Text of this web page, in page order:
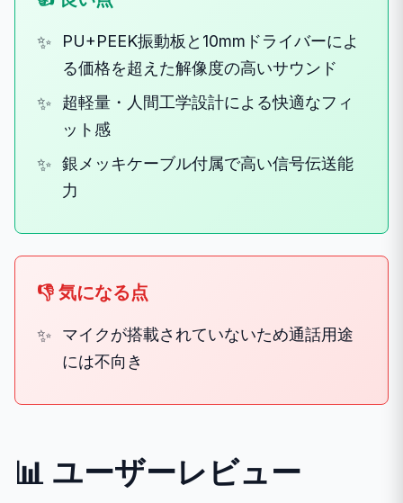
PU+PEEK振動板と10mmドライバーによ
る価格を超えた解像度の高いサウンド
超軽量・人間工学設計による快適なフィ
ット感
銀メッキケーブル付属で高い信号伝送能
力
👎 気になる点
マイクが搭載されていないため通話用途
には不向き
📊 ユーザーレビュー